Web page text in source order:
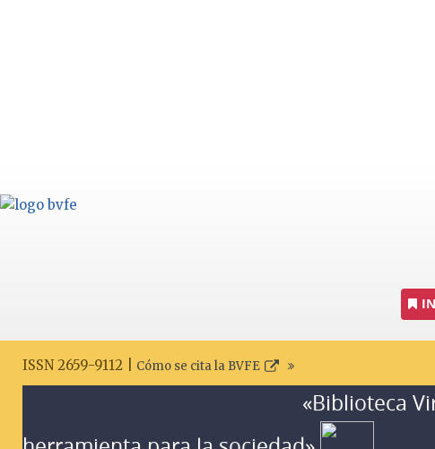
ISSN 2659-9112 | Cómo se cita la BVFE
«Biblioteca